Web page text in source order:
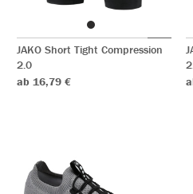
JAKO Short Tight Compression
2.0
ab 16,79 €